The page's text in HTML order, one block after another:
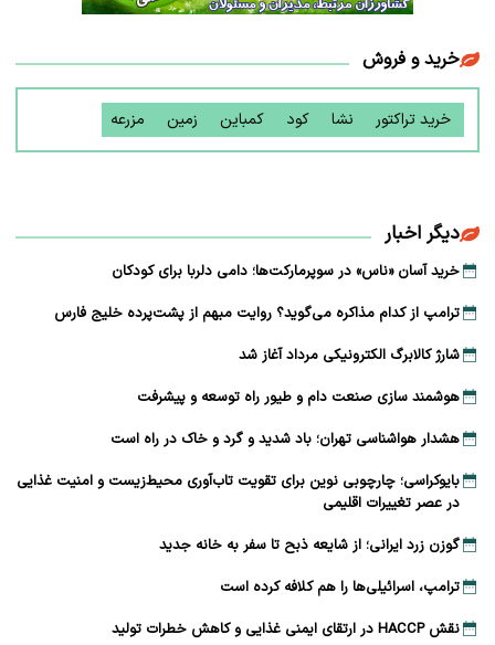
خرید و فروش
خرید تراکتور نشا کود کمباین زمین مزرعه
دیگر اخبار
خرید آسان «ناس» در سوپرمارکت‌ها؛ دامی دلربا برای کودکان
ترامپ از کدام مذاکره می‌گوید؟ روایت مبهم از پشت‌پرده خلیج فارس
شارژ کالابرگ الکترونیکی مرداد آغاز شد
هوشمند سازی صنعت دام و طیور راه توسعه و پیشرفت
هشدار هواشناسی تهران؛ باد شدید و گرد و خاک در راه است
بایوکراسی؛ چارچوبی نوین برای تقویت تاب‌آوری محیط‌زیست و امنیت غذایی
در عصر تغییرات اقلیمی
گوزن زرد ایرانی؛ از شایعه ذبح تا سفر به خانه جدید
ترامپ، اسرائیلی‌ها را هم کلافه کرده است
نقش HACCP در ارتقای ایمنی غذایی و کاهش خطرات تولید